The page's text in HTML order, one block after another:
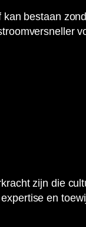
bestaan
zijn die
en